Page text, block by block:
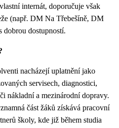
internát, doporučuje však
(např. DM Na Třebešíně, DM
dostupností.
nacházejí uplatnění jako
servisech, diagnostici,
nákladní a mezinárodní dopravy.
část žáků získává pracovní
školy, kde již během studia